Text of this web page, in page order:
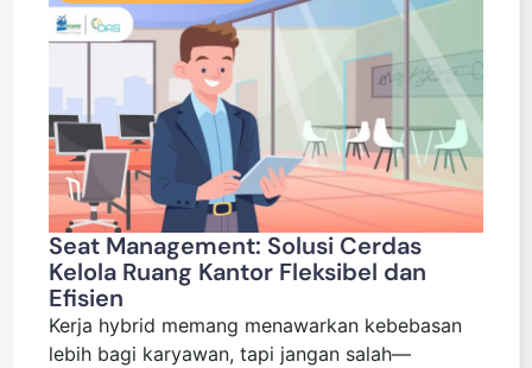
Seat Management: Solusi Cerdas
Kelola Ruang Kantor Fleksibel dan
Efisien
Kerja hybrid memang menawarkan kebebasan
lebih bagi karyawan, tapi jangan salah—